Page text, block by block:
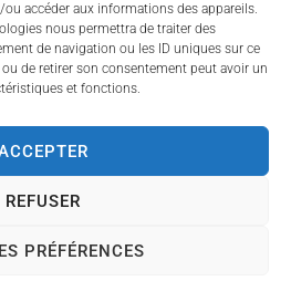
accéder aux informations des appareils.
nous permettra de traiter des
de navigation ou les ID uniques sur ce
de retirer son consentement peut avoir un
et fonctions.
REFUSER
PRÉFÉRENCES
Données personnelles
Utopia
(sites internet de